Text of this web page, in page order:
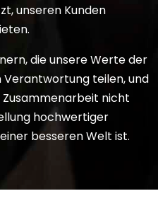
unseren Kunden
die unsere Werte der
Verantwortung teilen, und
Zusammenarbeit nicht
hochwertiger
besseren Welt ist.